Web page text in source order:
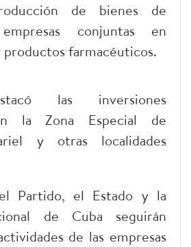
de bienes de
conjuntas en
farmacéuticos.
las inversiones
la Zona Especial de
y otras localidades
Partido, el Estado y la
de Cuba seguirán
de las empresas